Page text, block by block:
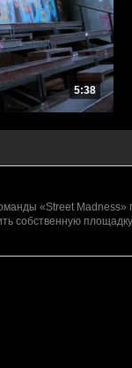
5:38
«Street Madness»
собственную